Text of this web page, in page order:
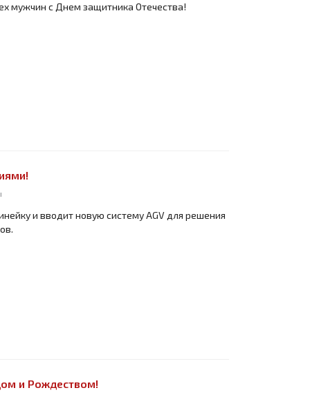
мужчин с Днем защитника Отечества!
и вводит новую систему AGV для решения
и Рождеством!